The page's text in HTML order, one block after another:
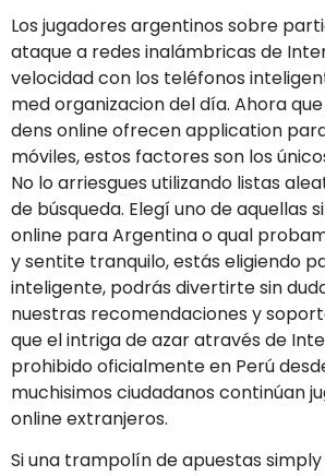
Los jugadores argentinos sobre
ataque a redes inalámbricas de
velocidad con los teléfonos
med organizacion del día. Ahora
dens online ofrecen application
móviles, estos factores son los
No lo arriesgues utilizando listas
de búsqueda. Elegí uno de aquellas
online para Argentina o qual
y sentite tranquilo, estás eligiendo
inteligente, podrás divertirte sin
nuestras recomendaciones y
que el intriga de azar através de
prohibido oficialmente en Perú
muchisimos ciudadanos continúan
online extranjeros.
Si una trampolín de apuestas